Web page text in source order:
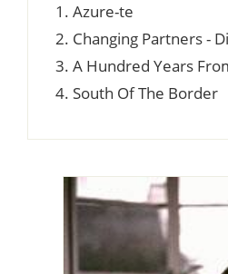
1. Azure-te
2. Changing Partners -
3. A Hundred Years
4. South Of The Border